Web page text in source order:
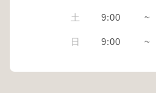
土 9:00 ~
日 9:00 ~